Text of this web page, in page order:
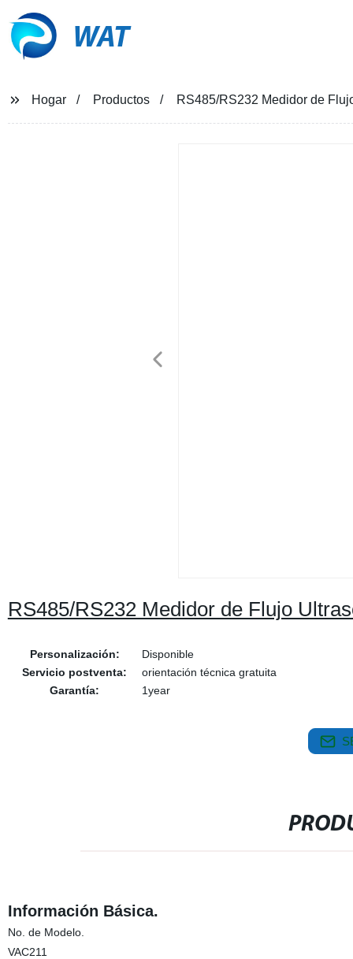
WAT
Hogar Productos RS485/RS232 Medidor de
RS485/RS232 Medidor de Flujo
Personalización:
Disponible
Servicio postventa:
orientación técnica gratuita
Garantía:
1year
Información Básica.
No. de Modelo.
VAC211